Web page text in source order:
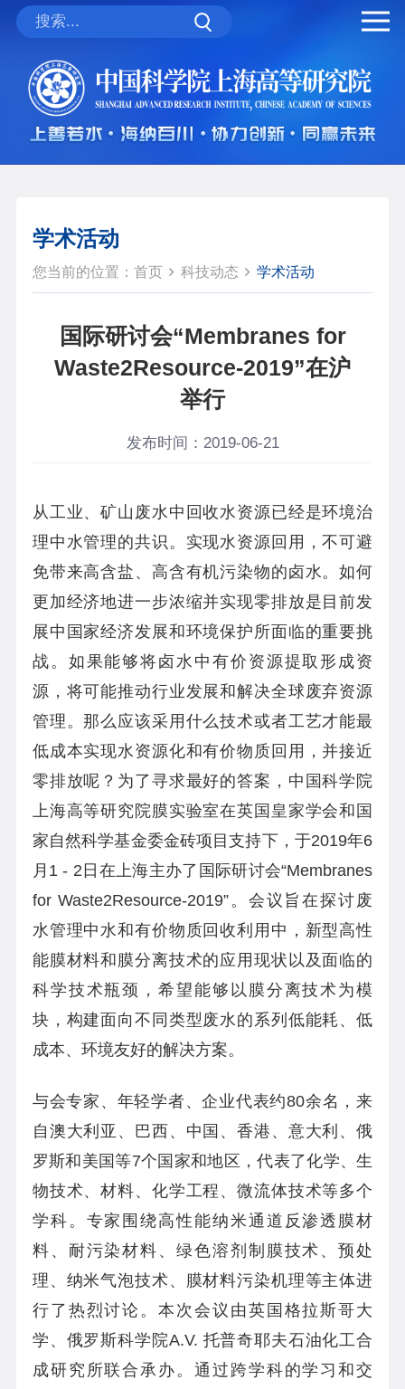
学术活动
您当前的位置： 首页 科技动态 学术活动
国际研讨会“Membranes for
Waste2Resource-2019”在沪
举行
发布时间：2019-06-21
从工业、矿山废水中回收水资源已经是环境治
理中水管理的共识。实现水资源回用，不可避
免带来高含盐、高含有机污染物的卤水。如何
更加经济地进一步浓缩并实现零排放是目前发
展中国家经济发展和环境保护所面临的重要挑
战。如果能够将卤水中有价资源提取形成资
源，将可能推动行业发展和解决全球废弃资源
管理。那么应该采用什么技术或者工艺才能最
低成本实现水资源化和有价物质回用，并接近
零排放呢？为了寻求最好的答案，中国科学院
上海高等研究院膜实验室在英国皇家学会和国
家自然科学基金委金砖项目支持下，于2019年6
月 1 - 2日在上海主办了国际研讨会“Membranes
for Waste2Resource-2019”。 会议旨在探讨废
水管理中水和有价物质回收利用中，新型高性
能膜材料和膜分离技术的应用现状以及面临的
科学技术瓶颈，希望能够以膜分离技术为模
块，构建面向不同类型废水的系列低能耗、低
成本、环境友好的解决方案。
与会专家、年轻学者、企业代表约80余名，来
自澳大利亚、巴西、中国、香港、意大利、俄
罗斯和美国等7个国家和地区，代表了化学、生
物技术、材料、化学工程、微流体技术等多个
学科。专家围绕高性能纳米通道反渗透膜材
料、耐污染材料、绿色溶剂制膜技术、预处
理、纳米气泡技术、膜材料污染机理等主体进
行了热烈讨论。本次会议由英国格拉斯哥大
学、俄罗斯科学院A.V. 托普奇耶夫石油化工合
成研究所联合承办。通过跨学科的学习和交